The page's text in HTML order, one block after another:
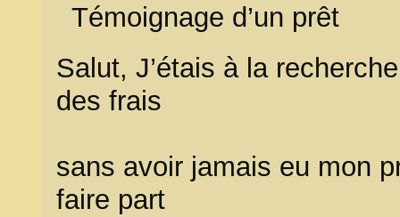
Témoignage d’un prêt
Salut, J’étais à la
des frais
sans avoir jamais eu mon
faire part